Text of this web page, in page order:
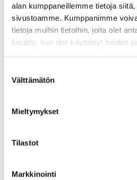
alan kumppaneillemme tietoja
sivustoamme. Kumppanimme
tietoja muihin tietoihin, joita olet
kerätty, kun olet käyttänyt heidän
valinta
Välttämätön
Mieltymykset
Tilastot
Markkinointi
Sida
Innehållstyp